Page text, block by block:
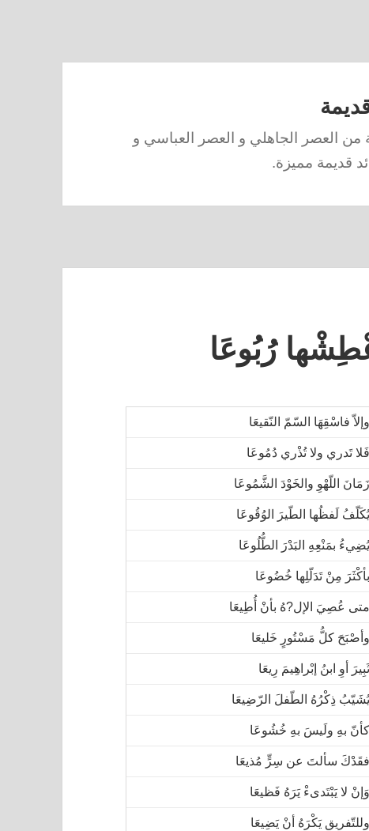
العصر الجاهلي و العصر العباسي و
قديمة مميزة.
رُبُوعَا
وإلاّ فاسْقِهَا السّمّ النّقيعَا
فَلا تَدري ولا تُذْري دُمُوعَا
زَمَانَ اللّهْوِ والخَوْدَ الشَّمُوعَا
لَفظُها الطّيرَ الوُقُوعَا
بمَنْعِهِ البَدْرَ الطُّلُوعَا
بأكْثَرَ مِنْ تَدَلّلِها خُضُوعَا
متى عُصِيَ الإل?هُ بأنْ أُطِيعَا
وأصْبَحَ كلُّ مَسْتُورٍ خَليعَا
أوِ ابنُ إبْراهِيمَ رِيعَا
ذِكْرُهُ الطّفلَ الرّضِيعَا
كأنّ بهِ ولَيسَ بهِ خُشُوعَا
فقَدْكَ سألتَ عن سِرٍّ مُذيعَا
وَإنْ لا يَبْتَدىءْ يَرَهُ فَظيعَا
وللتّفريقِ يَكْرَهُ أنْ يَضِيعَا